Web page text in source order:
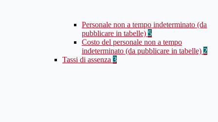
Personale non a tempo indeterminato (da
pubblicare in tabelle) 5
Costo del personale non a tempo
indeterminato (da pubblicare in tabelle) 2
Tassi di assenza 3